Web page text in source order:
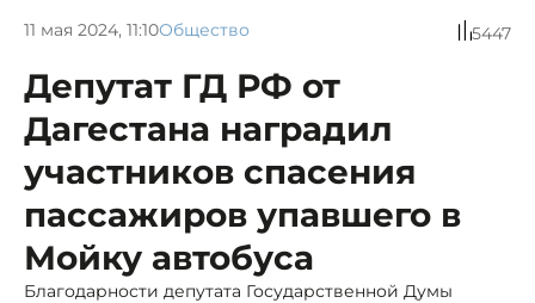
11 мая 2024, 11:10Общество 5447
Депутат ГД РФ от
Дагестана наградил
участников спасения
пассажиров упавшего в
Мойку автобуса
Благодарности депутата Государственной Думы